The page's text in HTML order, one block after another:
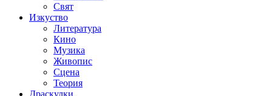
Свят
Изкуство
Литература
Кино
Музика
Живопис
Сцена
Теория
Драскулки